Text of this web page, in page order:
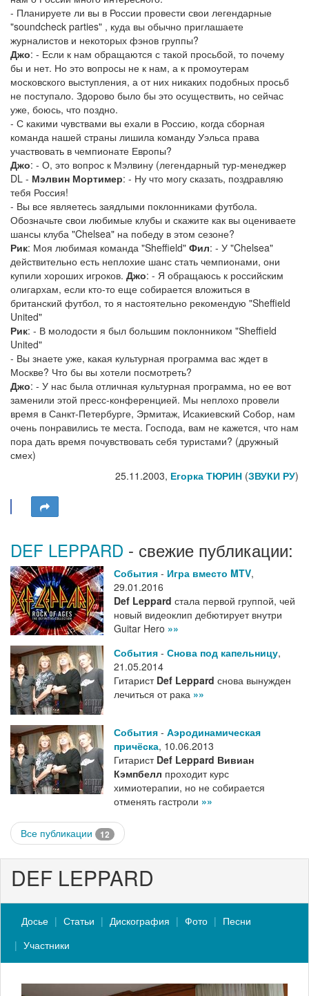
- Планируете ли вы в России провести свои легендарные
"soundcheck parties" , куда вы обычно приглашаете
журналистов и некоторых фэнов группы?
Джо: - Если к нам обращаются с такой просьбой, то почему
бы и нет. Но это вопросы не к нам, а к промоутерам
московского выступления, а от них никаких подобных просьб
не поступало. Здорово было бы это осуществить, но сейчас
уже, боюсь, что поздно.
- С какими чувствами вы ехали в Россию, когда сборная
команда нашей страны лишила команду Уэльса права
участвовать в чемпионате Европы?
Джо: - О, это вопрос к Мэлвину (легендарный тур-менеджер
DL - Мэлвин Мортимер: - Ну что могу сказать, поздравляю
тебя Россия!
- Вы все являетесь заядлыми поклонниками футбола.
Обозначьте свои любимые клубы и скажите как вы оцениваете
шансы клуба "Chelsea" на победу в этом сезоне?
Рик: Моя любимая команда "Sheffield" Фил: - У "Chelsea"
действительно есть неплохие шанс стать чемпионами, они
купили хороших игроков. Джо: - Я обращаюсь к российским
олигархам, если кто-то еще собирается вложиться в
британский футбол, то я настоятельно рекомендую "Sheffield
United"
Рик: - В молодости я был большим поклонником "Sheffield
United"
- Вы знаете уже, какая культурная программа вас ждет в
Москве? Что бы вы хотели посмотреть?
Джо: - У нас была отличная культурная программа, но ее вот
заменили этой пресс-конференцией. Мы неплохо провели
время в Санкт-Петербурге, Эрмитаж, Исакиевский Собор, нам
очень понравились те места. Господа, вам не кажется, что нам
пора дать время почувствовать себя туристами? (дружный
смех)
25.11.2003, Егорка ТЮРИН (ЗВУКИ РУ)
DEF LEPPARD - свежие публикации:
События - Игра вместо MTV,
29.01.2016
Def Leppard стала первой группой, чей
новый видеоклип дебютирует внутри
Guitar Hero »»
События - Снова под капельницу,
21.05.2014
Гитарист Def Leppard снова вынужден
лечиться от рака »»
События - Аэродинамическая
причёска, 10.06.2013
Гитарист Def Leppard Вивиан
Кэмпбелл проходит курс
химиотерапии, но не собирается
отменять гастроли »»
Все публикации 12
DEF LEPPARD
Досье Статьи Дискография Фото
Песни
Участники